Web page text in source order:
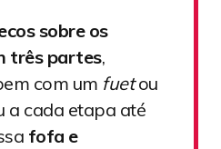
sobre os
três partes,
com um fuetou
a cada etapa até
fofa e